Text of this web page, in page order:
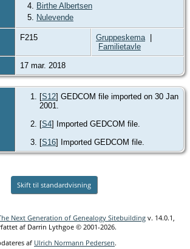
4. Birthe Albertsen
5. Nulevende
F215 Gruppeskema|
Familietavle
17 mar. 2018
[S12] GEDCOM file imported on 30 Jan
2001.
[S4] Imported GEDCOM file.
[S16] Imported GEDCOM file.
Skift til standardvisning
Next Generation of Genealogy Sitebuildingv. 14.0.1,
af Darrin Lythgoe © 2001-2026.
af Ulrich Normann Pedersen.